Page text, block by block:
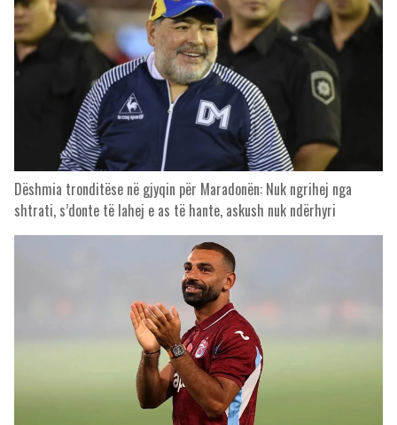
Dëshmia tronditëse në gjyqin për Maradonën: Nuk ngrihej nga
shtrati, s’donte të lahej e as të hante, askush nuk ndërhyri